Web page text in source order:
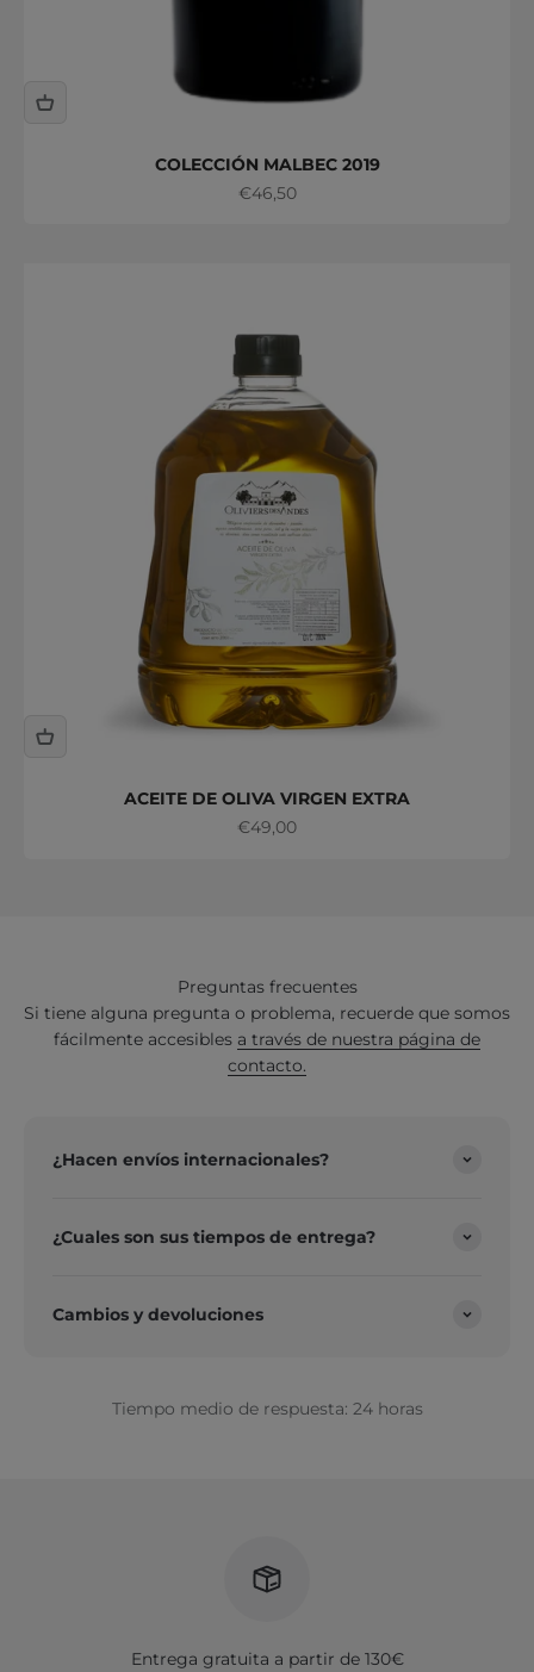
COLECCIÓN MALBEC 2019
Precio de oferta
€46,50
ACEITE DE OLIVA VIRGEN EXTRA
Precio de oferta
€49,00
Preguntas frecuentes
Si tiene alguna pregunta o problema, recuerde que somos
fácilmente accesibles a través de nuestra página de
contacto.
¿Hacen envíos internacionales?
¿Cuales son sus tiempos de entrega?
Cambios y devoluciones
Tiempo medio de respuesta: 24 horas
Entrega gratuita a partir de 130€